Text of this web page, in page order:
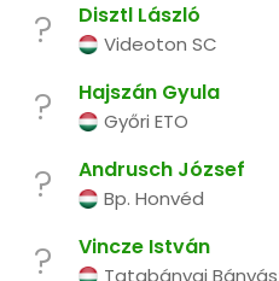
? Disztl László
Videoton SC
? Hajszán Gyula
Győri ETO
? Andrusch József
Bp. Honvéd
? Vincze István
Tatabányai